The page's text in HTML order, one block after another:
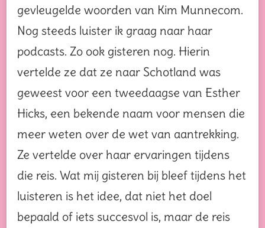
gevleugelde woorden van Kim Munnecom.
Nog steeds luister ik graag naar haar
podcasts. Zo ook gisteren nog. Hierin
vertelde ze dat ze naar Schotland was
geweest voor een tweedaagse van Esther
Hicks, een bekende naam voor mensen die
meer weten over de wet van aantrekking.
Ze vertelde over haar ervaringen tijdens
die reis. Wat mij gisteren bij bleef tijdens het
luisteren is het idee, dat niet het doel
bepaald of iets succesvol is, maar de reis